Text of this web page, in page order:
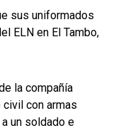
sus uniformados
ELN en El Tambo,
la compañía
civil con armas
un soldado e